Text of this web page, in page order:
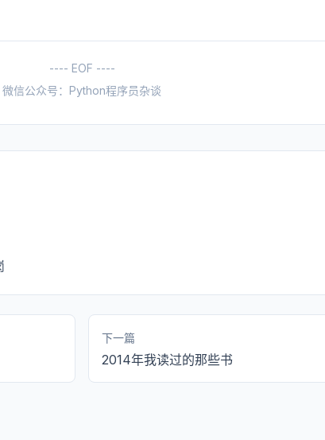
---- EOF ----
微信公众号：Python程序员杂谈
下一篇
2014年我读过的那些书